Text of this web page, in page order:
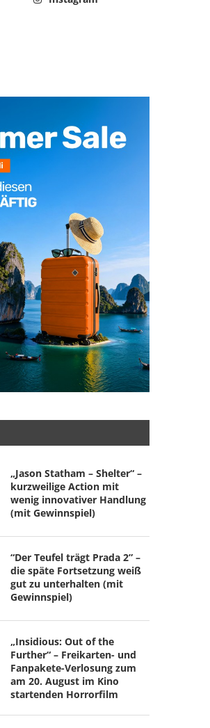
„Jason Statham – Shelter“ –
kurzweilige Action mit
wenig innovativer Handlung
(mit Gewinnspiel)
“Der Teufel trägt Prada 2” –
die späte Fortsetzung weiß
gut zu unterhalten (mit
Gewinnspiel)
„Insidious: Out of the
Further“ – Freikarten- und
Fanpakete-Verlosung zum
am 20. August im Kino
startenden Horrorfilm